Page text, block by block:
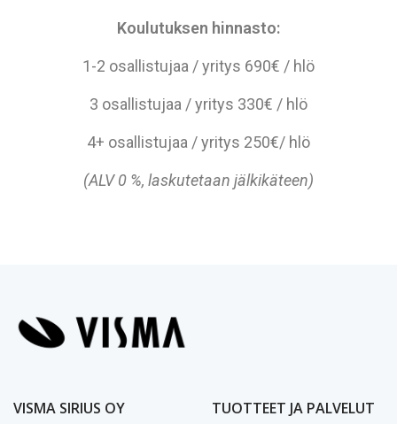
Koulutuksen hinnasto:
1-2 osallistujaa / yritys 690€ / hlö
3 osallistujaa / yritys 330€ / hlö
4+ osallistujaa / yritys 250€/ hlö
(ALV 0 %, laskutetaan jälkikäteen)
VISMA SIRIUS OY
TUOTTEET JA PALVELUT